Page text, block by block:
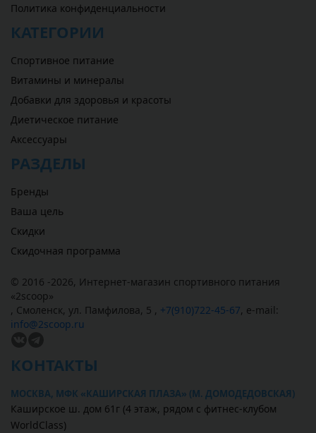
Политика конфиденциальности
КАТЕГОРИИ
Спортивное питание
Витамины и минералы
Добавки для здоровья и красоты
Диетическое питание
Аксессуары
РАЗДЕЛЫ
Бренды
Ваша цель
Скидки
Скидочная программа
© 2016 -2026, Интернет-магазин спортивного питания
«2scoop»
, Смоленск, ул. Памфилова, 5 , +7(910)722-45-67, e-mail:
info@2scoop.ru
КОНТАКТЫ
МОСКВА, МФК «КАШИРСКАЯ ПЛАЗА» (М. ДОМОДЕДОВСКАЯ)
Каширское ш. дом 61г (4 этаж, рядом с фитнес-клубом
WorldClass)